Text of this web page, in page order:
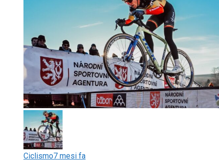
Ciclismo7 mesi fa